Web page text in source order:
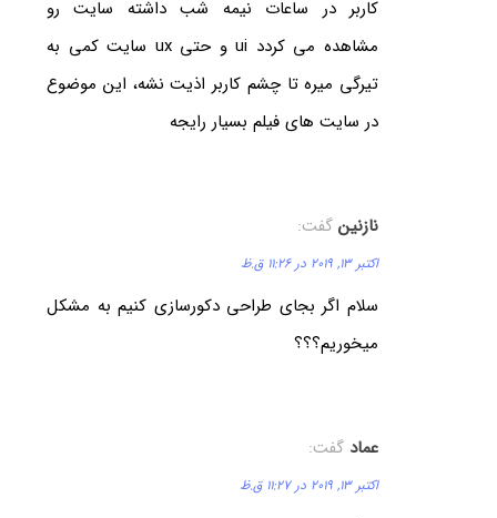
کاربر در ساعات نیمه شب داشته سایت رو
مشاهده می کردد ui و حتی ux سایت کمی به
تیرگی میره تا چشم کاربر اذیت نشه، این موضوع
در سایت های فیلم بسیار رایجه
نازنین گفت:
اکتبر 13, 2019 در 11:26 ق.ظ
سلام اگر بجای طراحی دکورسازی کنیم به مشکل
میخوریم؟؟؟
عماد گفت:
اکتبر 13, 2019 در 11:27 ق.ظ